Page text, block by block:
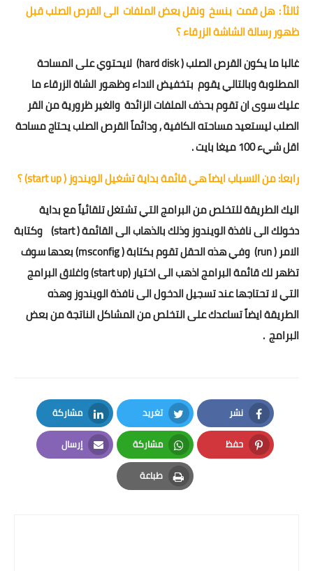
ثالثاً : هل قمت بنسخ ونقل بعض الملفات الى القرص الصلب قبل
ظهور رسالة الشاشة الزرقاء ؟
غالبا ما يكون القرص الصلب ( hard disk) لايحتوي على المساحة
المطلوبة وبالتالي يقوم بتخفيض الاداء وظهور الشاة الزرقاء ما
عليك سوى ان تقوم بحذف الملفات الزائدة والغير ظرورية من القر
الصلب ليستعيد مساحته الكافية , ودائماً القرص الصلب يحتاج مساحة
اقل شيء 100 ميغا بايت .
رابعا: من الاسباب ايضاَ هي قائمة بداية تشغيل الويندوز ( start up) ؟
اليك الطريقة للتخلص من البرامج التي تشتغل تلقائياً مع بداية
دخولك الى نافذة الويندوز وذلك بالذهاب الى القائمة ( start) وكتابة
الامر ( run) وفي هذه الحقل تقوم بكتابة ( msconfig) بعدها سوف
تظهر لك قائمة البرامج اذهب الى اختيار (
start up) واغلاق البرامج
التي لا تحتاجها عند تسجيل الدخول الى نافذة الويندوز وهذه
الطريقة ايضاً تساعدك على التخلص من المشاكل الناتجة من بعض
البرامج .
نشر
Facebook
تغريد
Twitter
مشاركة
LinkedIn
حفظ
Pinterest
مشاركة
Whatsapp
إرسال
Email
طباعة
Print